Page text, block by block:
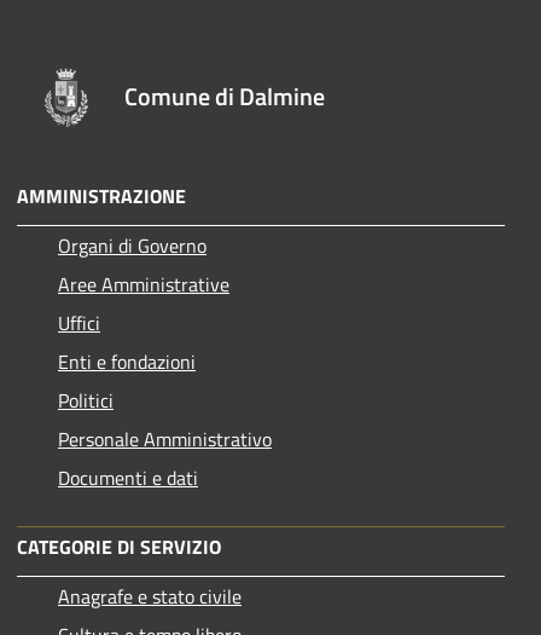
Comune di Dalmine
AMMINISTRAZIONE
Organi di Governo
Aree Amministrative
Uffici
Enti e fondazioni
Politici
Personale Amministrativo
Documenti e dati
CATEGORIE DI SERVIZIO
Anagrafe e stato civile